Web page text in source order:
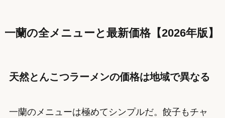
一蘭の全メニューと最新価格【2026年版】
天然とんこつラーメンの価格は地域で異なる
一蘭のメニューは極めてシンプルだ。餃子もチャ